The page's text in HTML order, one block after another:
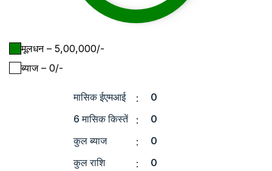
मूलधन– ₹ 5,00,000/-
ब्याज– ₹ 0/-
मासिक ईएमआई :
0
6 मासिक किस्तें
:
0
कुल ब्याज
:
0
कुल राशि
: 0